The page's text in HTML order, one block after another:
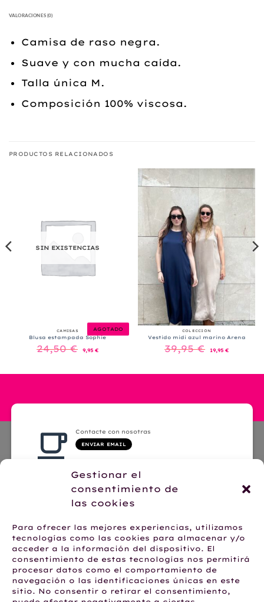
Gestionar el
consentimiento de
las cookies
Para ofrecer las mejores experiencias, utilizamos
tecnologías como las cookies para almacenar y/o
acceder a la información del dispositivo. El
consentimiento de estas tecnologías nos permitirá
procesar datos como el comportamiento de
navegación o las identificaciones únicas en este
sitio. No consentir o retirar el consentimiento,
VALORACIONES (0)
Camisa de raso negra.
Suave y con mucha caída.
Talla única M.
Composición 100% viscosa.
PRODUCTOS RELACIONADOS
SIN EXISTENCIAS
AGOTADO
CAMISAS
Blusa estampada Sophie
24,50€
precio
original
9,95 €precio
actual
COLECCIÓN
Vestido midi azul marino Arena
39,95€
precio
original
19,95 €precio
actual
Contacte con nosotras
ENVIAR EMAIL
+34 623 28 62 24
AVISO LEGAL POLÍTICA DE PRIVACIDAD POLÍTICA DE COOKIES